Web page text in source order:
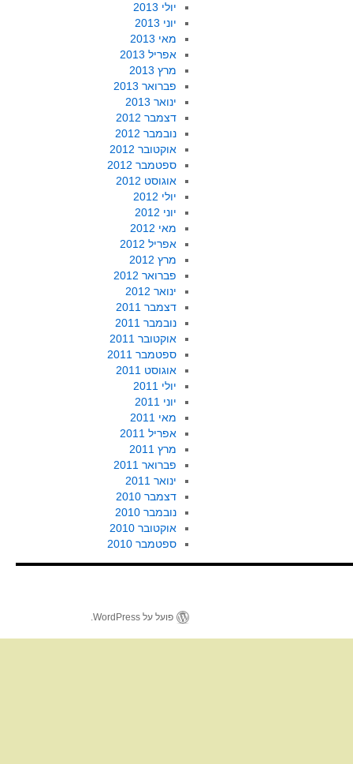
יולי 2013
יוני 2013
מאי 2013
אפריל 2013
מרץ 2013
פברואר 2013
ינואר 2013
דצמבר 2012
נובמבר 2012
אוקטובר 2012
ספטמבר 2012
אוגוסט 2012
יולי 2012
יוני 2012
מאי 2012
אפריל 2012
מרץ 2012
פברואר 2012
ינואר 2012
דצמבר 2011
נובמבר 2011
אוקטובר 2011
ספטמבר 2011
אוגוסט 2011
יולי 2011
יוני 2011
מאי 2011
אפריל 2011
מרץ 2011
פברואר 2011
ינואר 2011
דצמבר 2010
נובמבר 2010
אוקטובר 2010
ספטמבר 2010
פועל על WordPress.